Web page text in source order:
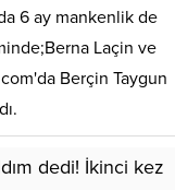
6 ay mankenlik de
Laçin ve
Berçin Taygun
dedi! İkinci kez